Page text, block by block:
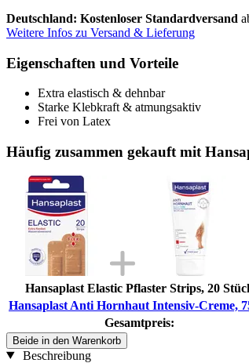
Deutschland: Kostenloser Standardversand
Weitere Infos zu Versand & Lieferung
Eigenschaften und Vorteile
Extra elastisch & dehnbar
Starke Klebkraft & atmungsaktiv
Frei von Latex
Häufig zusammen gekauft mit
Hansaplast Elastic Pflaster Strips, 20
Hansaplast Anti Hornhaut Intensiv-Creme,
Gesamtpreis:
Beide in den Warenkorb
Beschreibung